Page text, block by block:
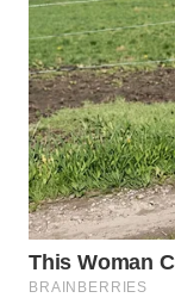
WN
NATUNA
WN
BINTAN
WN
MANDALIKA